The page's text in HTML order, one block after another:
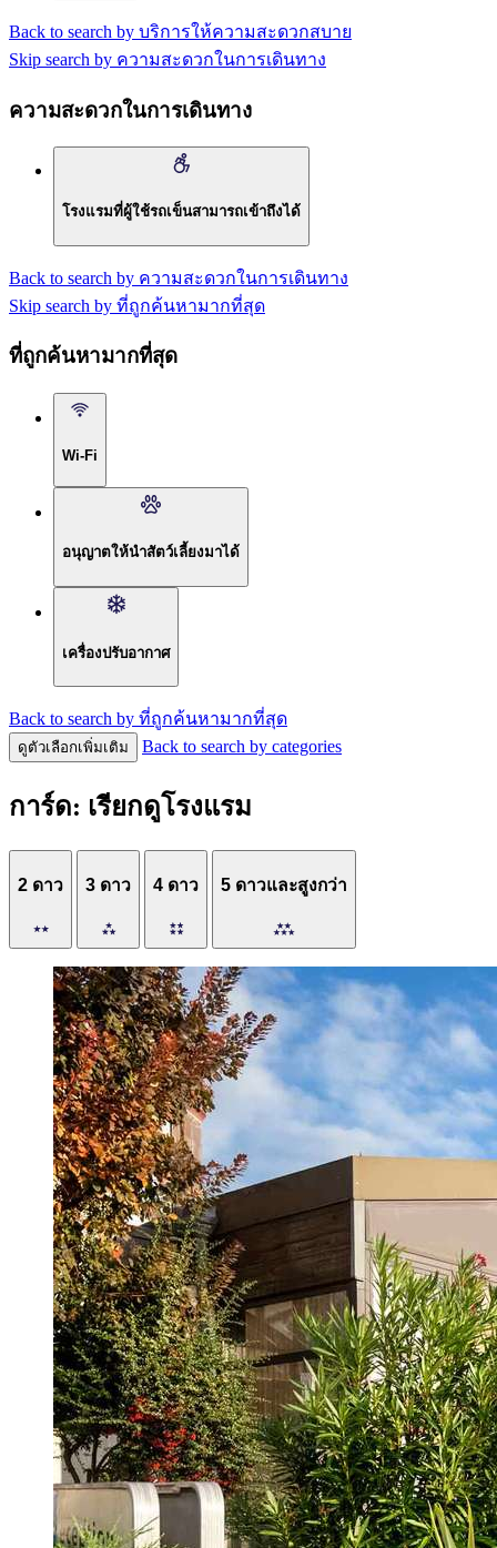
Back to search by บริการให้ความสะดวกสบาย
Skip search by ความสะดวกในการเดินทาง
ความสะดวกในการเดินทาง
โรงแรมที่ผู้ใช้รถเข็นสามารถเข้าถึงได้
Back to search by ความสะดวกในการเดินทาง
Skip search by ที่ถูกค้นหามากที่สุด
ที่ถูกค้นหามากที่สุด
Wi-Fi
อนุญาตให้นำสัตว์เลี้ยงมาได้
เครื่องปรับอากาศ
Back to search by ที่ถูกค้นหามากที่สุด
ดูตัวเลือกเพิ่มเติม Back to search by categories
การ์ด: เรียกดูโรงแรม
2 ดาว 3 ดาว 4 ดาว 5 ดาวและสูงกว่า